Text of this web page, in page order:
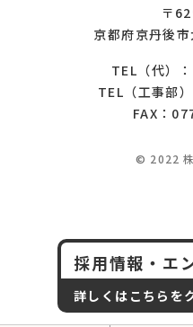
〒
京都府京丹後
TEL（代）：
TEL（工事部）
FAX：
© 2022
採用情報・エ
詳しくはこちらを